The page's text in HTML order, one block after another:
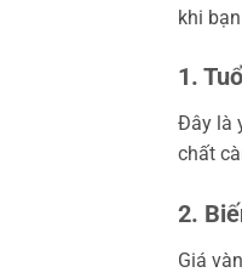
khi
1.
Đây là
chất
2.
Giá